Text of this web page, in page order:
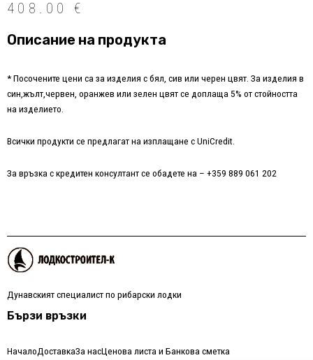
408.00 €
Описание на продукта
* Посочените цени са за изделия с бял, сив или черен цвят. За изделия в
син,жълт,червен, оранжев или зелен цвят се доплаща 5% от стойността
на изделието.
Всички продукти се предлагат на изплащане с UniCredit.
За връзка с кредитен консултант се обадете на – +359 889 061 202
Дунавският специалист по рибарски лодки
Бързи връзки
НачалоДоставкаЗа насЦенова листа и Банкова сметка